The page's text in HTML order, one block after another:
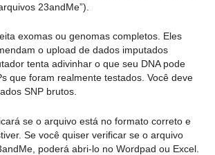
23andMe”).
exomas ou genomas completos. Eles
o upload de dados imputados
tenta adivinhar o que seu DNA pode
que foram realmente testados. Você deve
SNP brutos.
se o arquivo está no formato correto e
Se você quiser verificar se o arquivo
poderá abri-lo no Wordpad ou Excel.